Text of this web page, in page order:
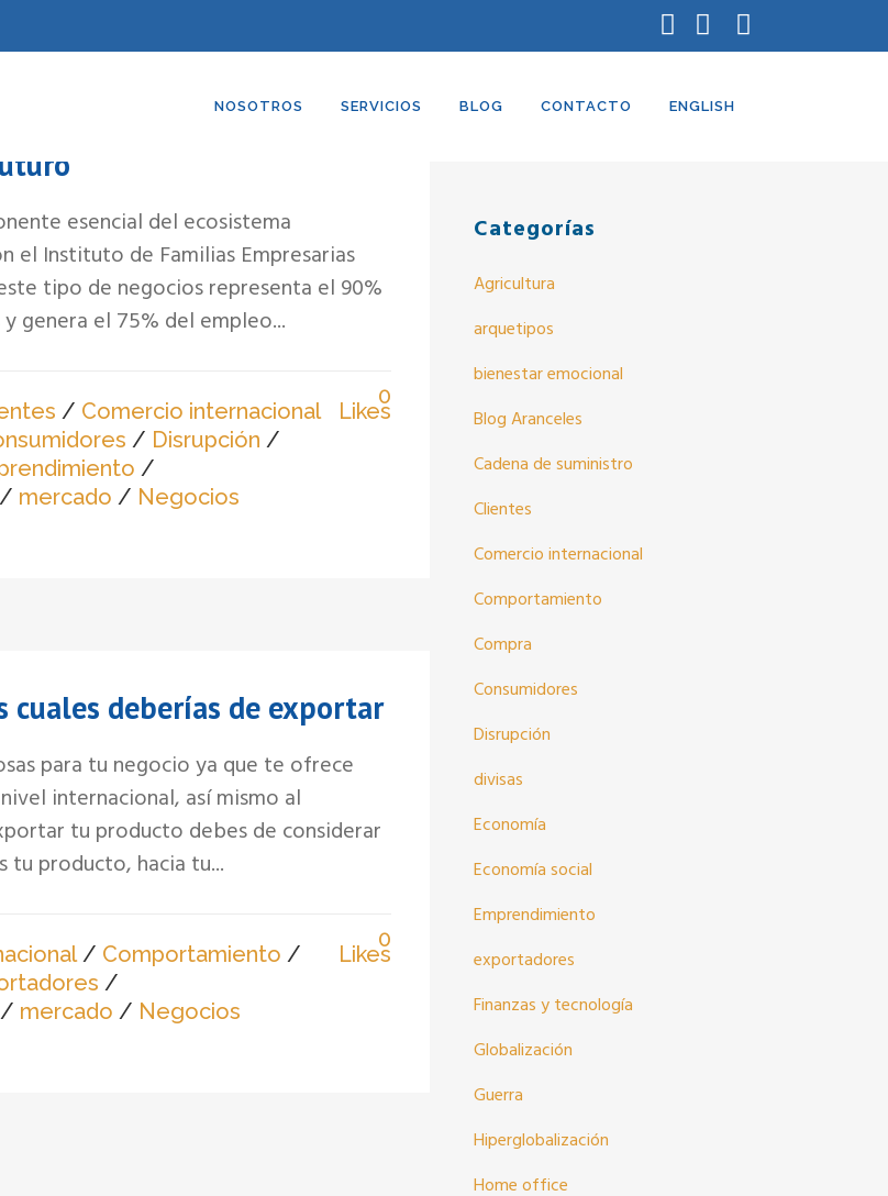
NOSOTROS SERVICIOS BLOG CONTACTO ENGLISH
esencial del ecosistema
el Instituto de Familias Empresarias
tipo de negocios representa el 90%
genera el 75% del empleo...
/ Comercio internacional
/ Disrupción /
/
/ mercado / Negocios
0
Likes
cuales deberías de exportar
para tu negocio ya que te ofrece
internacional, así mismo al
tu producto debes de considerar
tu producto, hacia tu...
/ Comportamiento /
/
/ mercado / Negocios
0
Likes
Categorías
Agricultura
arquetipos
bienestar emocional
Blog Aranceles
Cadena de suministro
Clientes
Comercio internacional
Comportamiento
Compra
Consumidores
Disrupción
divisas
Economía
Economía social
Emprendimiento
exportadores
Finanzas y tecnología
Globalización
Guerra
Hiperglobalización
Home office